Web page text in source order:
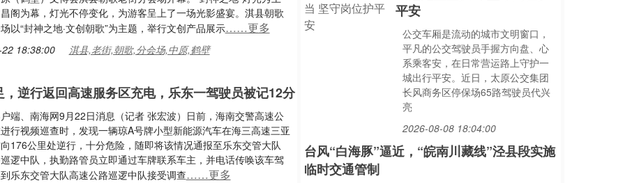
阁为幕，灯光不停变化，为游客呈上了一场光影盛宴。淇县朝歌
以“封神之地·文创朝歌”为主题，举行文创产品展示……更多
18:38:00 淇县,老街,朝歌,分会场,中原,鹤壁
，逆行返回高速服务区充电，乐东一驾驶员被记12分
端、南海网9月22日消息（记者 张宏波）日前，海南交警高速公
行视频巡查时，发现一辆琼A号牌小型新能源汽车在海三高速三亚
176公里处逆行，十分危险，随即将该情况通报至乐东交管大队
逻中队，执勤路管员立即通过车牌联系车主，并电话传唤该车驾
乐东交管大队高速公路巡逻中队接受调查……更多
平安
公交车厢是流动的城市文明窗口，
平凡的公交驾驶员手握方向盘、心
系乘客安，在日常营运路上守护一
城出行平安。近日，太原公交集团
长风商务区停保场65路驾驶员代兴
亮
2026-08-08 18:04:00
台风“白海豚”逼近，“皖南川藏线”泾县段实施
临时交通管制